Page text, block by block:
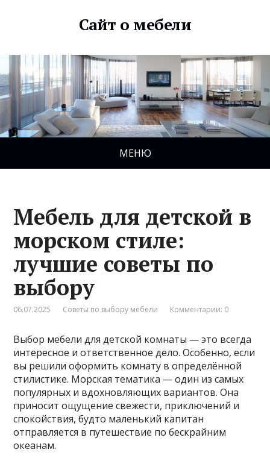
Сайт о мебели
МЕНЮ
Мебель для детской в
морском стиле:
лучшие советы по
выбору
06.07.2025 Советы по выбору мебели Комментарии: 0
Выбор мебели для детской комнаты — это всегда
интересное и ответственное дело. Особенно, если
вы решили оформить комнату в определённой
стилистике. Морская тематика — один из самых
популярных и вдохновляющих вариантов. Она
приносит ощущение свежести, приключений и
спокойствия, будто маленький капитан
отправляется в путешествие по бескрайним
океанам.